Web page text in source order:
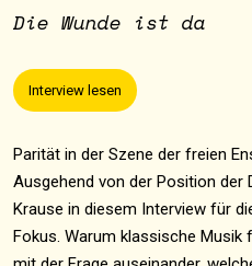
Die Wunde ist da
Interview lesen
Parität in der Szene der freien
Ausgehend von der Position der
Krause in diesem Interview für
Fokus. Warum klassische Musik